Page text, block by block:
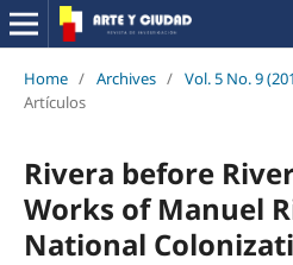
Home / Archives / Vol. 5 No. 9
Artículos
Rivera before
Works of Manuel
National